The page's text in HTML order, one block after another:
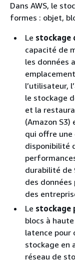
Dans AWS, le
formes : objet,
Le stockage
capacité de
les données
l’utilisateur,
le stockage
et la
(Amazon
qui offre une
disponibilité
durabilité de
des données
des
Le stockage
blocs à
latence pour
stockage en
réseau de